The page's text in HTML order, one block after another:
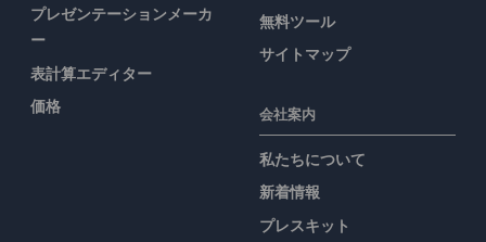
プレゼンテーションメーカ
ー
表計算エディター
価格
無料ツール
サイトマップ
会社案内
私たちについて
新着情報
プレスキット